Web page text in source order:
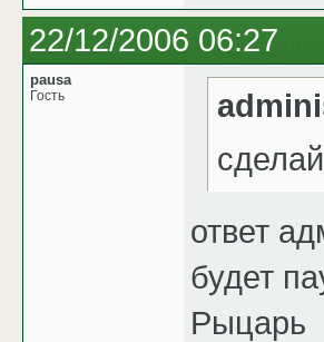
22/12/2006 06:27
pausa
Гость
ответ
будет
Рыцарь